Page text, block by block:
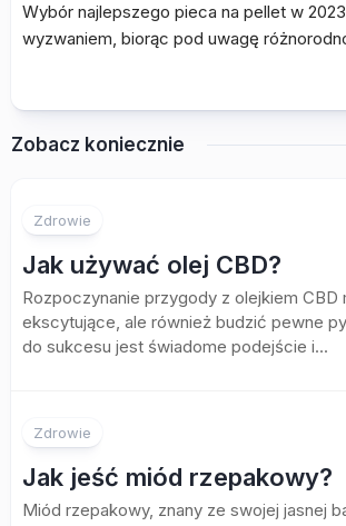
Wybór najlepszego pieca na pellet w
wyzwaniem, biorąc pod uwagę
Zobacz koniecznie
Zdrowie
Jak używać olej CBD?
Rozpoczynanie przygody z olejkiem CBD
ekscytujące, ale również budzić pewne
do sukcesu jest świadome podejście i...
Zdrowie
Jak jeść miód rzepakowy?
Miód rzepakowy, znany ze swojej jasnej